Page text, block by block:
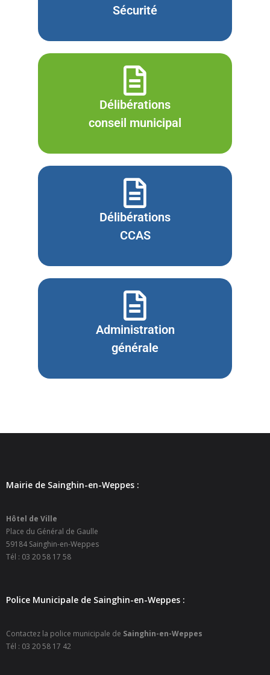
Sécurité
Délibérations
conseil municipal
Délibérations
CCAS
Administration
générale
Mairie de Sainghin-en-Weppes :
Hôtel de Ville
Place du Général de Gaulle
59184 Sainghin-en-Weppes
Tél : 03 20 58 17 58
Police Municipale de Sainghin-en-Weppes :
Contactez la police municipale de Sainghin-en-Weppes
Tél : 03 20 58 17 42